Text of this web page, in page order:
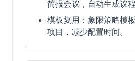
简报会议，自动生成议程
模板复用：象限策略模
项目，减少配置时间。